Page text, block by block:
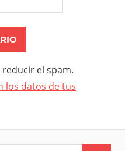
el spam.
los datos de tus